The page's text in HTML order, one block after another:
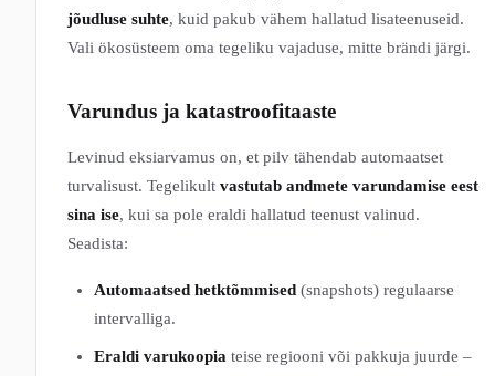
jõudluse suhte, kuid pakub vähem hallatud lisateenuseid.
Vali ökosüsteem oma tegeliku vajaduse, mitte brändi järgi.
Varundus ja katastroofitaaste
Levinud eksiarvamus on, et pilv tähendab automaatset
turvalisust. Tegelikult vastutab andmete varundamise eest
sina ise, kui sa pole eraldi hallatud teenust valinud.
Seadista:
Automaatsed hetktõmmised (snapshots) regulaarse
intervalliga.
Eraldi varukoopia teise regiooni või pakkuja juurde –